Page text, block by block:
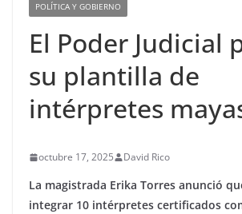
POLÍTICA Y GOBIERNO
El Poder Judicial
su plantilla de
intérpretes
octubre 17, 2025 David Rico
La magistrada Erika Torres anunció
integrar 10 intérpretes certificados